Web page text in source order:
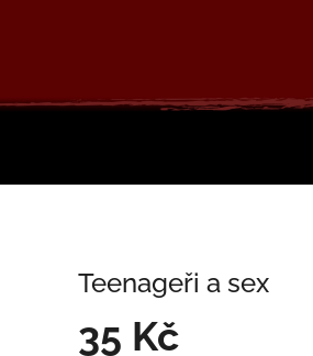
Teenageři a sex
35 Kč